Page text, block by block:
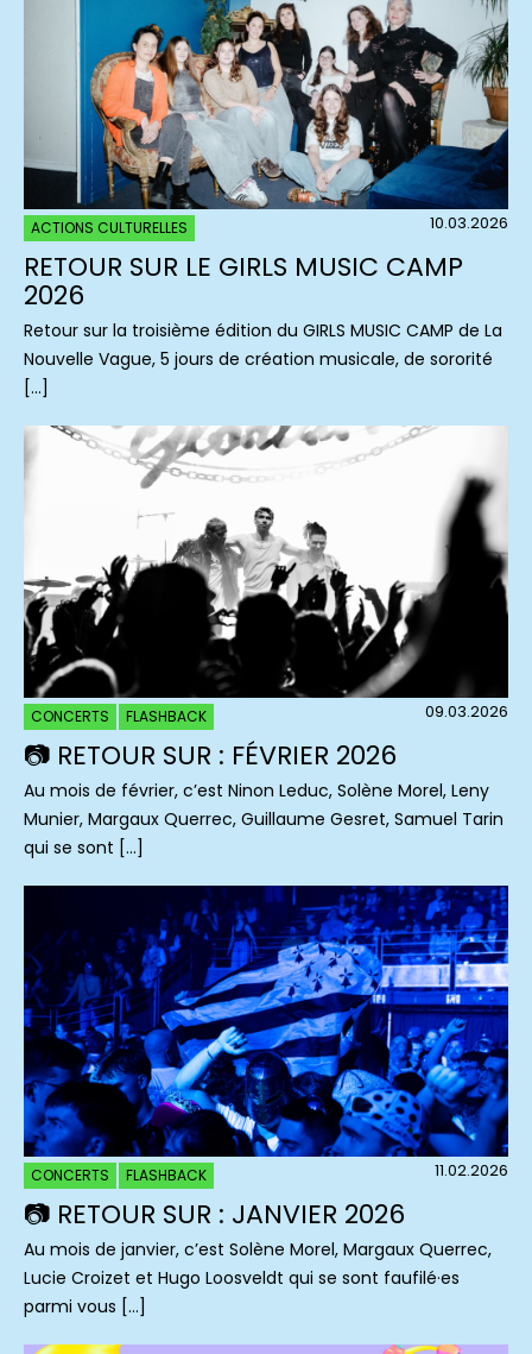
ACTIONS CULTURELLES 10.03.2026
RETOUR SUR LE GIRLS MUSIC CAMP
2026
Retour sur la troisième édition du GIRLS MUSIC CAMP de La
Nouvelle Vague, 5 jours de création musicale, de sororité
[…]
CONCERTS FLASHBACK 09.03.2026
📷 RETOUR SUR : FÉVRIER 2026
Au mois de février, c’est Ninon Leduc, Solène Morel, Leny
Munier, Margaux Querrec, Guillaume Gesret, Samuel Tarin
qui se sont […]
CONCERTS FLASHBACK 11.02.2026
📷 RETOUR SUR : JANVIER 2026
Au mois de janvier, c’est Solène Morel, Margaux Querrec,
Lucie Croizet et Hugo Loosveldt qui se sont faufilé·es
parmi vous […]